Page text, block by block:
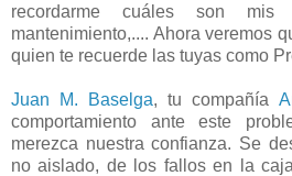
recordarme cuáles son mis
mantenimiento,.... Ahora veremos
quien te recuerde las tuyas como
Juan M. Baselga, tu compañía
comportamiento ante este
merezca nuestra confianza. Se
no aislado, de los fallos en la caja